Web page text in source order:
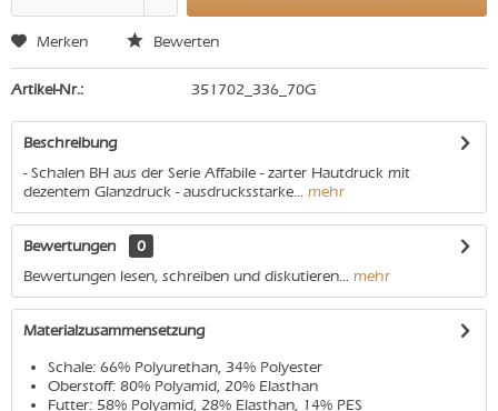
Merken Bewerten
Artikel-Nr.: 351702_336_70G
Beschreibung
- Schalen BH aus der Serie Affabile - zarter Hautdruck mit
dezentem Glanzdruck - ausdrucksstarke... mehr
Bewertungen
0
Bewertungen lesen, schreiben und diskutieren... mehr
Materialzusammensetzung
Schale: 66% Polyurethan, 34% Polyester
Oberstoff: 80% Polyamid, 20% Elasthan
Futter: 58% Polyamid, 28% Elasthan, 14% PES